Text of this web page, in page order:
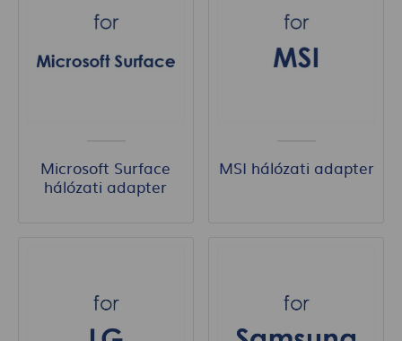
Microsoft Surface
hálózati adapter
MSI hálózati adapter